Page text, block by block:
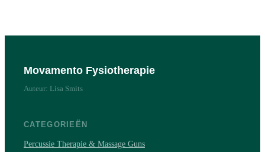
Movamento Fysiotherapie
Auteur: Lisa Smits
CATEGORIEËN
Percussie Therapie & Massage Guns